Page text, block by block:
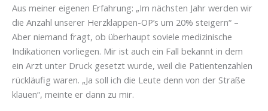
Aus meiner eigenen Erfahrung: „Im nächsten Jahr werden wir
die Anzahl unserer Herzklappen-OP’s um 20% steigern“ –
Aber niemand fragt, ob überhaupt soviele medizinische
Indikationen vorliegen. Mir ist auch ein Fall bekannt in dem
ein Arzt unter Druck gesetzt wurde, weil die Patientenzahlen
rückläufig waren. „Ja soll ich die Leute denn von der Straße
klauen“, meinte er dann zu mir.